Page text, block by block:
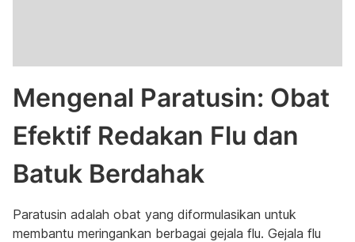
Mengenal Paratusin: Obat
Efektif Redakan Flu dan
Batuk Berdahak
Paratusin adalah obat yang diformulasikan untuk
membantu meringankan berbagai gejala flu. Gejala flu